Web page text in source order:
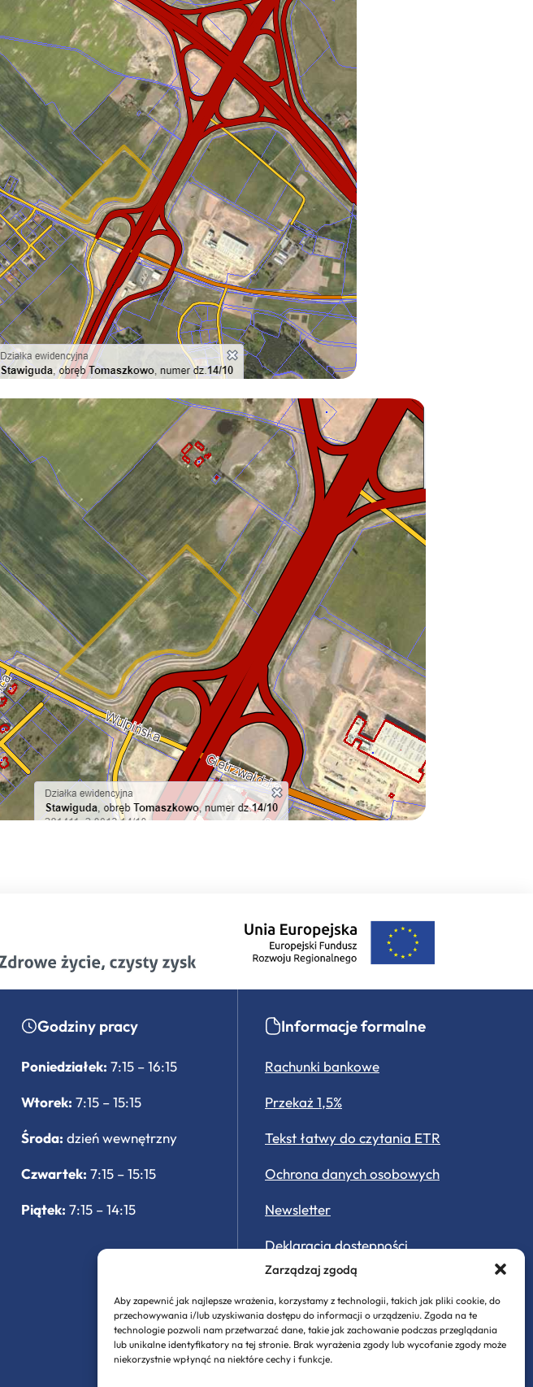
Zarządzaj zgodą
Aby zapewnić jak najlepsze wrażenia, korzystamy z technologii, takich jak pliki cookie, do
przechowywania i/lub uzyskiwania dostępu do informacji o urządzeniu. Zgoda na te
technologie pozwoli nam przetwarzać dane, takie jak zachowanie podczas przeglądania
lub unikalne identyfikatory na tej stronie. Brak wyrażenia zgody lub wycofanie zgody może
niekorzystnie wpłynąć na niektóre cechy i funkcje.
Godziny pracy
Poniedziałek: 7:15 – 16:15
Wtorek: 7:15 – 15:15
Środa: dzień wewnętrzny
Czwartek: 7:15 – 15:15
Piątek: 7:15 – 14:15
Informacje formalne
Rachunki bankowe
Przekaż 1,5%
Tekst łatwy do czytania ETR
Ochrona danych osobowych
Newsletter
Deklaracja dostępności
Ekologia
Historia Stawigudy
System Informacji Przestrzennej